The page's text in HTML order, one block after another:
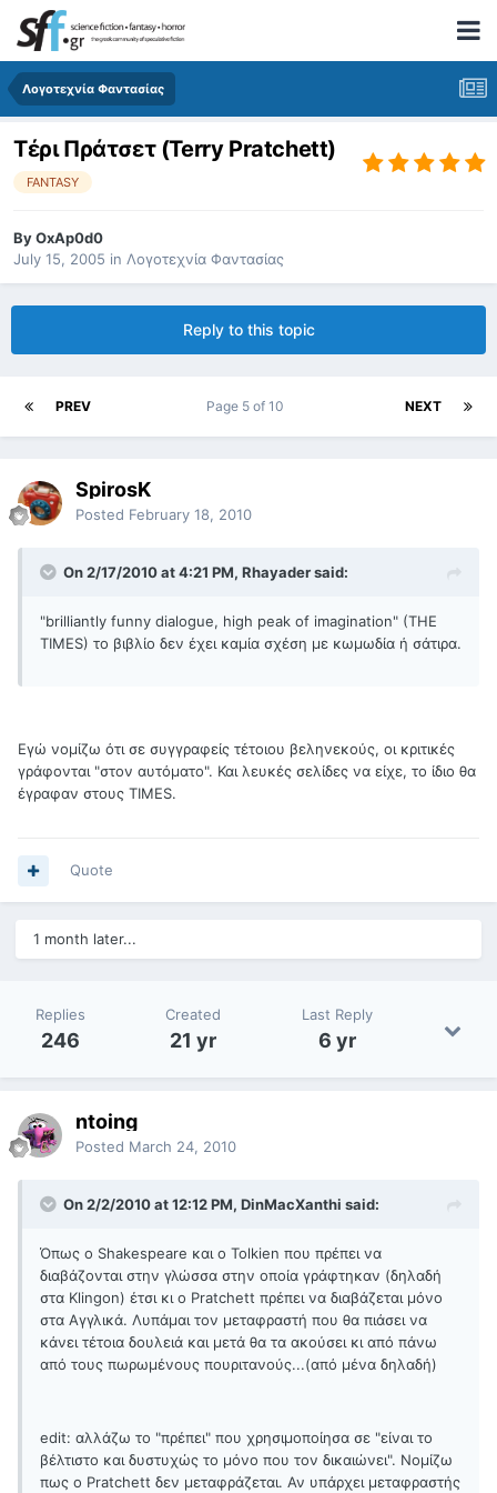
Λογοτεχνία Φαντασίας
Τέρι Πράτσετ (Terry Pratchett)
FANTASY
ByOxAp0d0
July 15, 2005 in Λογοτεχνία Φαντασίας
Reply to this topic
PREV NEXT
Page 5 of 10
SpirosK
Posted February 18, 2010
On 2/17/2010 at 4:21 PM, Rhayader said:
"brilliantly funny dialogue, high peak of imagination" (THE
TIMES) το βιβλίο δεν έχει καμία σχέση με κωμωδία ή σάτιρα.
Εγώ νομίζω ότι σε συγγραφείς τέτοιου βεληνεκούς, οι κριτικές
γράφονται "στον αυτόματο". Και λευκές σελίδες να είχε, το ίδιο θα
έγραφαν στους TIMES.
Quote
1 month later...
Replies
246
Created
21 yr
Last Reply
6 yr
ntoing
Posted March 24, 2010
On 2/2/2010 at 12:12 PM, DinMacXanthi said:
Όπως ο Shakespeare και ο Tolkien που πρέπει να
διαβάζονται στην γλώσσα στην οποία γράφτηκαν (δηλαδή
στα Klingon) έτσι κι ο Pratchett πρέπει να διαβάζεται μόνο
στα Αγγλικά. Λυπάμαι τον μεταφραστή που θα πιάσει να
κάνει τέτοια δουλειά και μετά θα τα ακούσει κι από πάνω
από τους πωρωμένους πουριτανούς...(από μένα δηλαδή)
edit: αλλάζω το "πρέπει" που χρησιμοποίησα σε "είναι το
βέλτιστο και δυστυχώς το μόνο που τον δικαιώνει". Νομίζω
πως ο Pratchett δεν μεταφράζεται. Αν υπάρχει μεταφραστής